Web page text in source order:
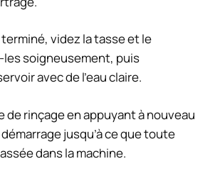
videz la tasse et le
soigneusement, puis
avec de l’eau claire.
de rinçage en appuyant à nouveau
jusqu’à ce que toute
dans la machine.